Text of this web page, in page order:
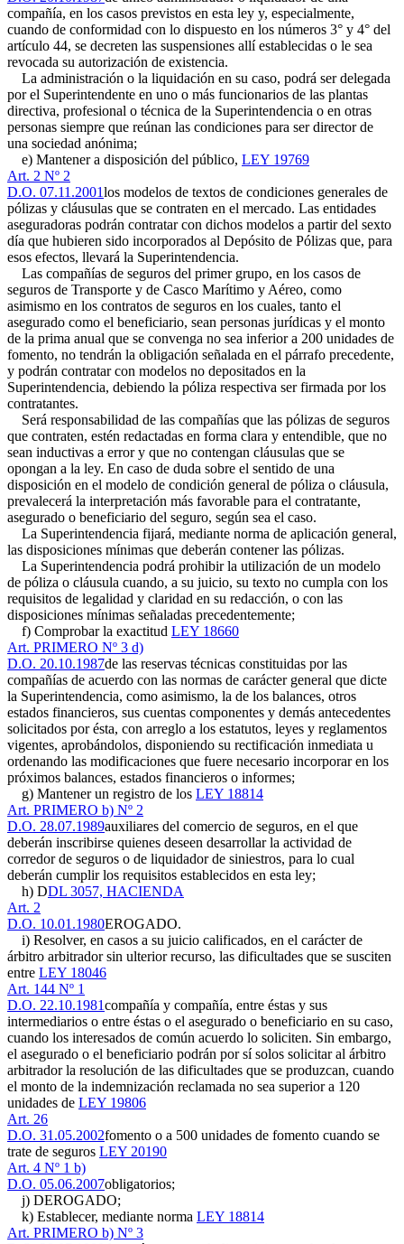
compañía, en los casos previstos en esta ley y, especialmente,
cuando de conformidad con lo dispuesto en los números 3° y 4° del
artículo 44, se decreten las suspensiones allí establecidas o le sea
revocada su autorización de existencia.
La administración o la liquidación en su caso, podrá ser delegada
por el Superintendente en uno o más funcionarios de las plantas
directiva, profesional o técnica de la Superintendencia o en otras
personas siempre que reúnan las condiciones para ser director de
una sociedad anónima;
e) Mantener a disposición del público, LEY 19769
Art. 2 Nº 2
D.O. 07.11.2001los modelos de textos de condiciones generales de
pólizas y cláusulas que se contraten en el mercado. Las entidades
aseguradoras podrán contratar con dichos modelos a partir del sexto
día que hubieren sido incorporados al Depósito de Pólizas que, para
esos efectos, llevará la Superintendencia.
Las compañías de seguros del primer grupo, en los casos de
seguros de Transporte y de Casco Marítimo y Aéreo, como
asimismo en los contratos de seguros en los cuales, tanto el
asegurado como el beneficiario, sean personas jurídicas y el monto
de la prima anual que se convenga no sea inferior a 200 unidades de
fomento, no tendrán la obligación señalada en el párrafo precedente,
y podrán contratar con modelos no depositados en la
Superintendencia, debiendo la póliza respectiva ser firmada por los
contratantes.
Será responsabilidad de las compañías que las pólizas de seguros
que contraten, estén redactadas en forma clara y entendible, que no
sean inductivas a error y que no contengan cláusulas que se
opongan a la ley. En caso de duda sobre el sentido de una
disposición en el modelo de condición general de póliza o cláusula,
prevalecerá la interpretación más favorable para el contratante,
asegurado o beneficiario del seguro, según sea el caso.
La Superintendencia fijará, mediante norma de aplicación general,
las disposiciones mínimas que deberán contener las pólizas.
La Superintendencia podrá prohibir la utilización de un modelo
de póliza o cláusula cuando, a su juicio, su texto no cumpla con los
requisitos de legalidad y claridad en su redacción, o con las
disposiciones mínimas señaladas precedentemente;
f) Comprobar la exactitud LEY 18660
Art. PRIMERO Nº 3 d)
D.O. 20.10.1987de las reservas técnicas constituidas por las
compañías de acuerdo con las normas de carácter general que dicte
la Superintendencia, como asimismo, la de los balances, otros
estados financieros, sus cuentas componentes y demás antecedentes
solicitados por ésta, con arreglo a los estatutos, leyes y reglamentos
vigentes, aprobándolos, disponiendo su rectificación inmediata u
ordenando las modificaciones que fuere necesario incorporar en los
próximos balances, estados financieros o informes;
g) Mantener un registro de los LEY 18814
Art. PRIMERO b) Nº 2
D.O. 28.07.1989auxiliares del comercio de seguros, en el que
deberán inscribirse quienes deseen desarrollar la actividad de
corredor de seguros o de liquidador de siniestros, para lo cual
deberán cumplir los requisitos establecidos en esta ley;
h) DDL 3057, HACIENDA
Art. 2
D.O. 10.01.1980EROGADO.
i) Resolver, en casos a su juicio calificados, en el carácter de
árbitro arbitrador sin ulterior recurso, las dificultades que se susciten
entre LEY 18046
Art. 144 Nº 1
D.O. 22.10.1981compañía y compañía, entre éstas y sus
intermediarios o entre éstas o el asegurado o beneficiario en su caso,
cuando los interesados de común acuerdo lo soliciten. Sin embargo,
el asegurado o el beneficiario podrán por sí solos solicitar al árbitro
arbitrador la resolución de las dificultades que se produzcan, cuando
el monto de la indemnización reclamada no sea superior a 120
unidades de LEY 19806
Art. 26
D.O. 31.05.2002fomento o a 500 unidades de fomento cuando se
trate de seguros LEY 20190
Art. 4 Nº 1 b)
D.O. 05.06.2007obligatorios;
j) DEROGADO;
k) Establecer, mediante norma LEY 18814
Art. PRIMERO b) Nº 3